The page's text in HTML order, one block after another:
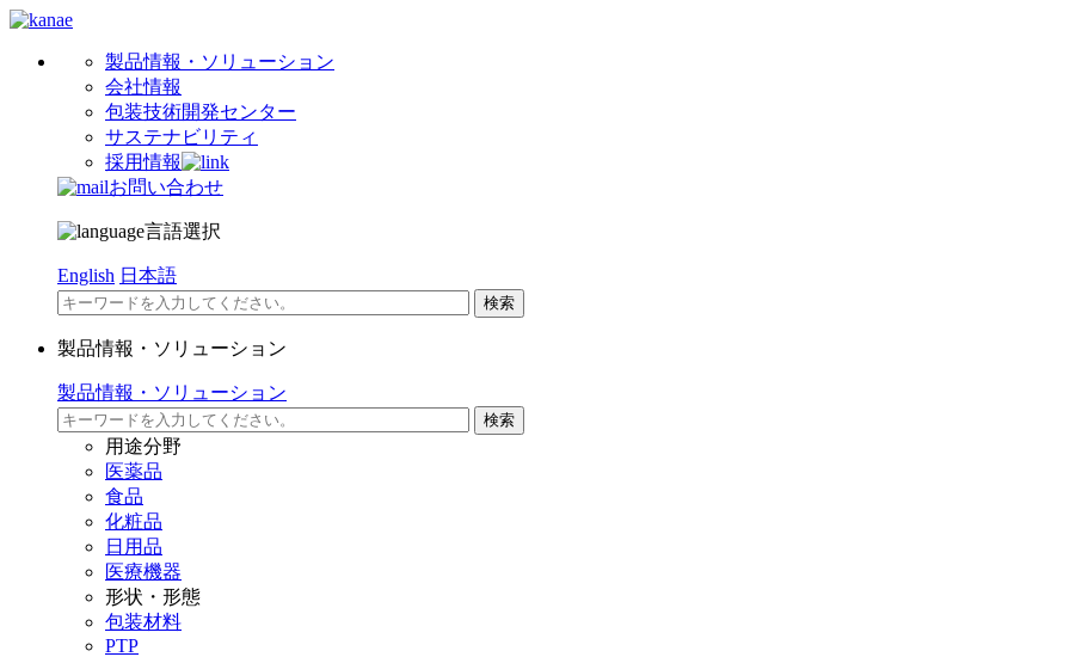
製品情報・ソリューション
会社情報
包装技術開発センター
サステナビリティ
採用情報
お問い合わせ
言語選択
English 日本語
製品情報・ソリューション
製品情報・ソリューション
用途分野
医薬品
食品
化粧品
日用品
医療機器
形状・形態
包装材料
PTP